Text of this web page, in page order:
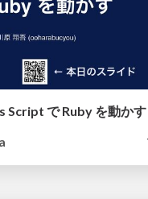
Script で Ruby を動かす